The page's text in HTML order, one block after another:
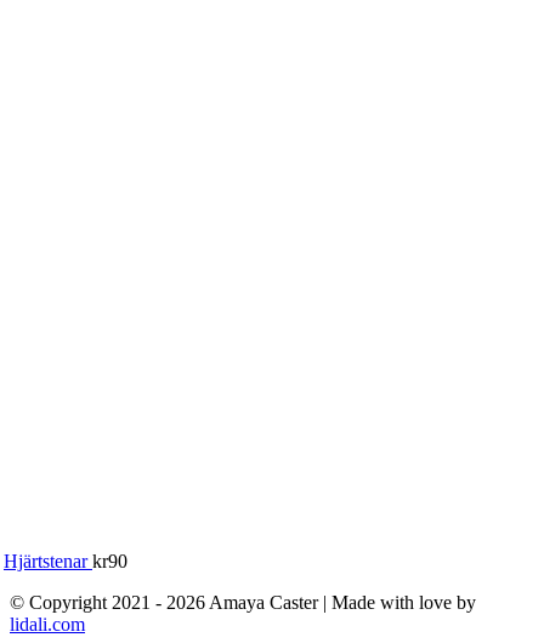
Hjärtstenar kr90
© Copyright 2021 - 2026 Amaya Caster | Made with love by
lidali.com